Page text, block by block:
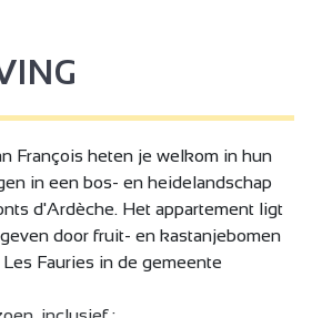
François heten je welkom in hun
in een bos- en heidelandschap
d'Ardèche. Het appartement ligt
door fruit- en kastanjebomen
Fauries in de gemeente